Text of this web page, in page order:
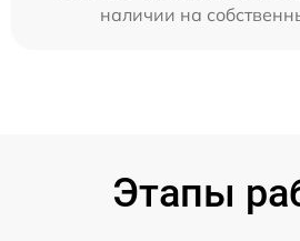
наличии на
Этапы